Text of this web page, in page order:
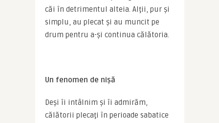
căi în detrimentul alteia. Alţii, pur şi
simplu, au plecat şi au muncit pe
drum pentru a-şi continua călătoria.
Un fenomen de nişă
Deşi îi intâlnim şi îi admirăm,
călătorii plecaţi în perioade sabatice